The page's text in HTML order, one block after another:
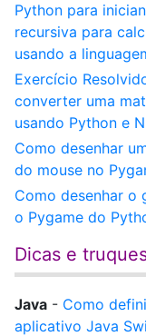
Python para
recursiva para
usando a
Exercício
converter uma
usando Python e
Como desenhar
do mouse no
Como desenhar o
o Pygame do
Dicas e
Java - Como
aplicativo Java